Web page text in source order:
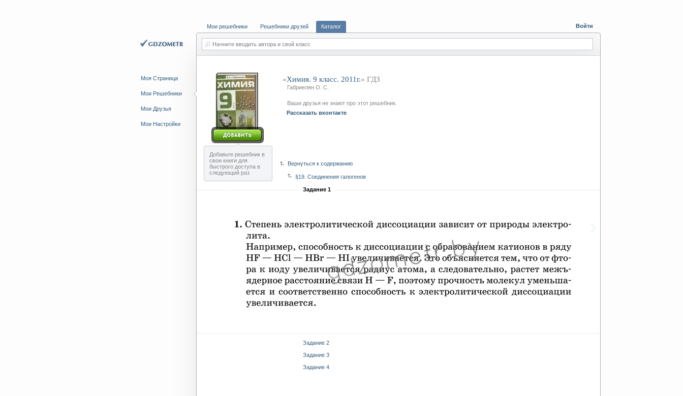
Моя Страница
Мои Решебники
Мои Друзья
Мои Настройки
Мои решебники Решебники друзей Каталог Войти
Начните вводить автора и свой класс
Добавьте решебник в
свои книги для
быстрого доступа в
следующий раз
«Химия. 9 класс. 2011г.» ГДЗ
Габриелян О. С.
Ваши друзья не знают про этот решебник.
Рассказать вконтакте
Вернуться к содержанию
§19. Соединения галогенов
Задание 1
Задание 2
Задание 3
Задание 4